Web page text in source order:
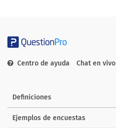
Centro de ayuda Chat en vivo
Definiciones
Ejemplos de encuestas